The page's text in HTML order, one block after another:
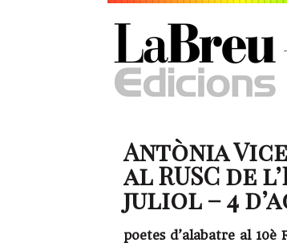
Antònia
al RUSC de
juliol – 4
poetes d’alabatre al 10è